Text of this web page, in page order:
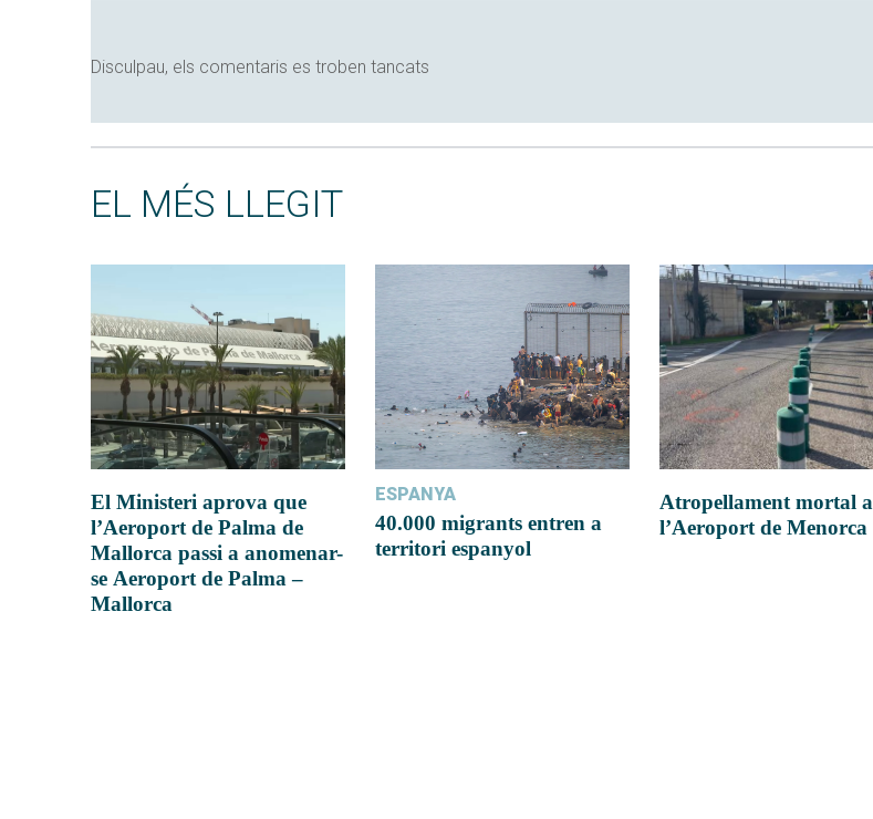
Disculpau, els comentaris es troben tancats
EL MÉS LLEGIT
El Ministeri aprova que
l’Aeroport de Palma de
Mallorca passi a anomenar-
se Aeroport de Palma –
Mallorca
ESPANYA
40.000 migrants entren a
territori espanyol
Atropellament mortal a
l’Aeroport de Menorca